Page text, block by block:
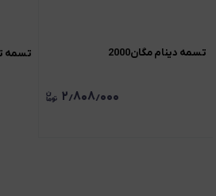
تسمه دینام مگان2000
۲٫۸۰۸٫۰۰۰
تسمه تايم